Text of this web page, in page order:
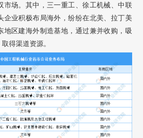
市场。其中，三一重工、徐工机械、中联
企业积极布局海外，纷纷在北美、拉丁美
地区建海外制造基地，通过兼并收购，吸
得渠道资源。